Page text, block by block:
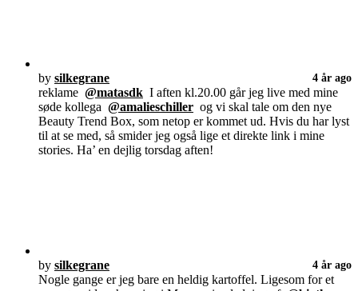
by silkegrane 4 år ago
reklame @matasdk I aften kl.20.00 går jeg live med mine
søde kollega @amalieschiller og vi skal tale om den nye
Beauty Trend Box, som netop er kommet ud. Hvis du har lyst
til at se med, så smider jeg også lige et direkte link i mine
stories. Ha’ en dejlig torsdag aften!
by silkegrane 4 år ago
Nogle gange er jeg bare en heldig kartoffel. Ligesom for et